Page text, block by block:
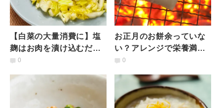
【白菜の大量消費に】塩
麹はお肉を漬け込むだけ
じゃもったいない！生野
0
お正月のお餅余っていな
い？アレンジで栄養満
点！レンジで簡単「お餅
0